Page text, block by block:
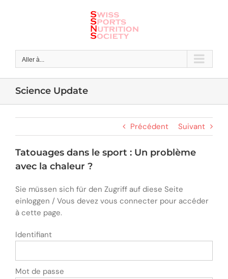
Aller à...
Science Update
Précédent Suivant
Tatouages dans le sport : Un problème
avec la chaleur ?
Sie müssen sich für den Zugriff auf diese Seite
einloggen / Vous devez vous connecter pour accéder
à cette page.
Identifiant
Mot de passe